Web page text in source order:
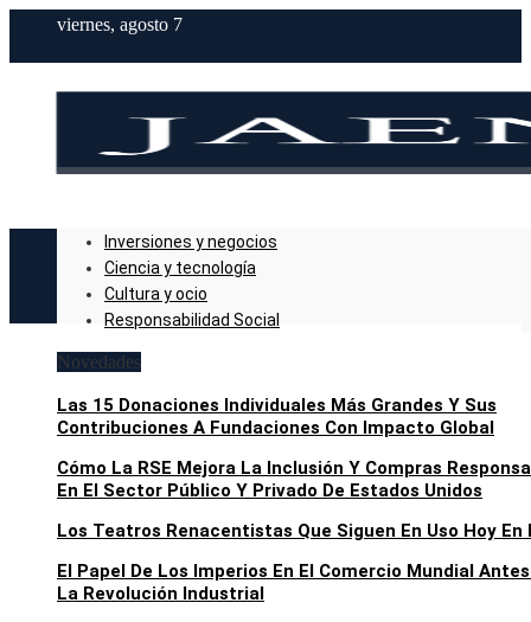
viernes, agosto 7
Inversiones y negocios
Ciencia y tecnología
Cultura y ocio
Responsabilidad Social
Novedades
Las 15 Donaciones Individuales Más Grandes Y Sus
Contribuciones A Fundaciones Con Impacto Global
Cómo La RSE Mejora La Inclusión Y Compras
En El Sector Público Y Privado De Estados Unidos
Los Teatros Renacentistas Que Siguen En Uso Hoy En
El Papel De Los Imperios En El Comercio Mundial
La Revolución Industrial